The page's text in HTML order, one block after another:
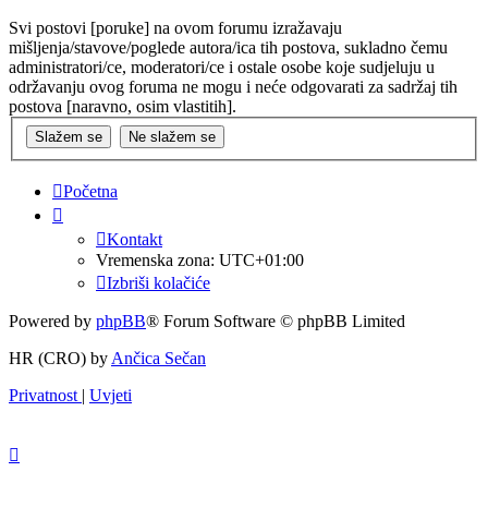
Svi postovi [poruke] na ovom forumu izražavaju
mišljenja/stavove/poglede autora/ica tih postova, sukladno čemu
administratori/ce, moderatori/ce i ostale osobe koje sudjeluju u
održavanju ovog foruma ne mogu i neće odgovarati za sadržaj tih
postova [naravno, osim vlastitih].
Početna
Kontakt
Vremenska zona: UTC+01:00
Izbriši kolačiće
Powered by phpBB® Forum Software © phpBB Limited
HR (CRO) by Ančica Sečan
Privatnost | Uvjeti